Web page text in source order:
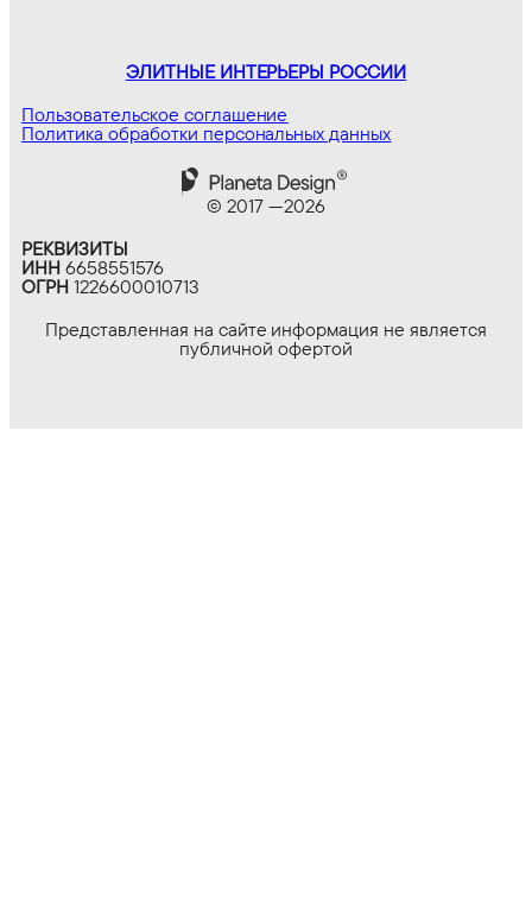
ЭЛИТНЫЕ ИНТЕРЬЕРЫ РОССИИ
Пользовательское соглашение
Политика обработки персональных данных
© 2017 —2026
РЕКВИЗИТЫ
ИНН 6658551576
ОГРН 1226600010713
Представленная на сайте информация не является
публичной офертой